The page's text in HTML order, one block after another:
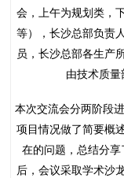
会，上午为规划类，
等），长沙总部负责
员，长沙总部各生产
由技术质量
本次交流会分两阶段
项目情况做了简要概
在的问题，总结分
后，会议采取学术沙